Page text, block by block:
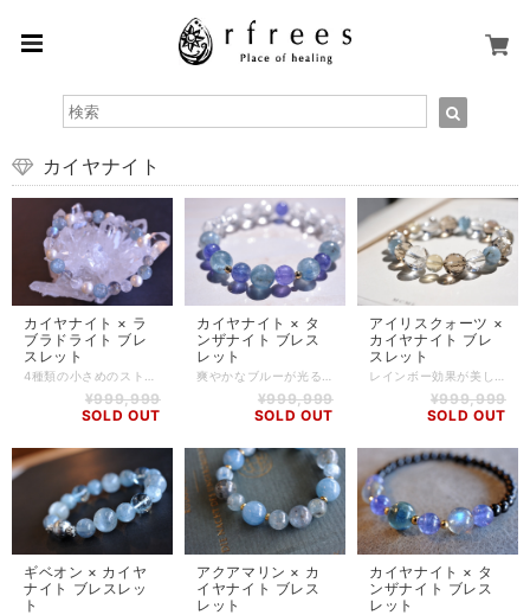
カイヤナイト
カイヤナイト × ラ
ブラドライト ブレ
スレット
¥999,999
SOLD OUT
カイヤナイト × タ
ンザナイト ブレス
レット
¥999,999
SOLD OUT
アイリスクォーツ ×
カイヤナイト ブレ
スレット
¥999,999
SOLD OUT
ギベオン × カイヤ
ナイト ブレスレッ
ト
アクアマリン × カ
イヤナイト ブレス
レット
カイヤナイト × タ
ンザナイト ブレス
レット